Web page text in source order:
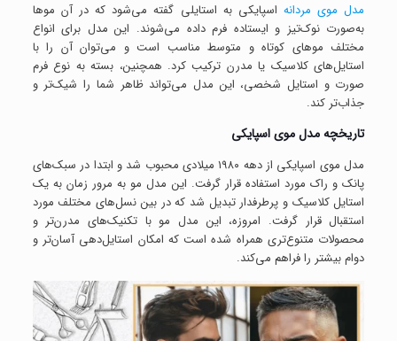
مدل موی مردانه اسپایکی به استایلی گفته می‌شود که در آن موها
به‌صورت نوک‌تیز و ایستاده فرم داده می‌شوند. این مدل برای انواع
مختلف موهای کوتاه و متوسط مناسب است و می‌توان آن را با
استایل‌های کلاسیک یا مدرن ترکیب کرد. همچنین، بسته به نوع فرم
صورت و استایل شخصی، این مدل می‌تواند ظاهر شما را شیک‌تر و
جذاب‌تر کند.
تاریخچه مدل موی اسپایکی
مدل موی اسپایکی از دهه ۱۹۸۰ میلادی محبوب شد و ابتدا در سبک‌های
پانک و راک مورد استفاده قرار گرفت. این مدل مو به مرور زمان به یک
استایل کلاسیک و پرطرفدار تبدیل شد که در بین نسل‌های مختلف مورد
استقبال قرار گرفت. امروزه، این مدل مو با تکنیک‌های مدرن‌تر و
محصولات متنوع‌تری همراه شده است که امکان استایل‌دهی آسان‌تر و
دوام بیشتر را فراهم می‌کند.